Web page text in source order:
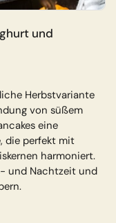
und
Herbstvariante
von süßem
eine
die perfekt mit
harmoniert.
und Nachtzeit und